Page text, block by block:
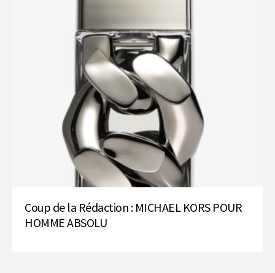
Coup de la Rédaction : MICHAEL KORS POUR
HOMME ABSOLU